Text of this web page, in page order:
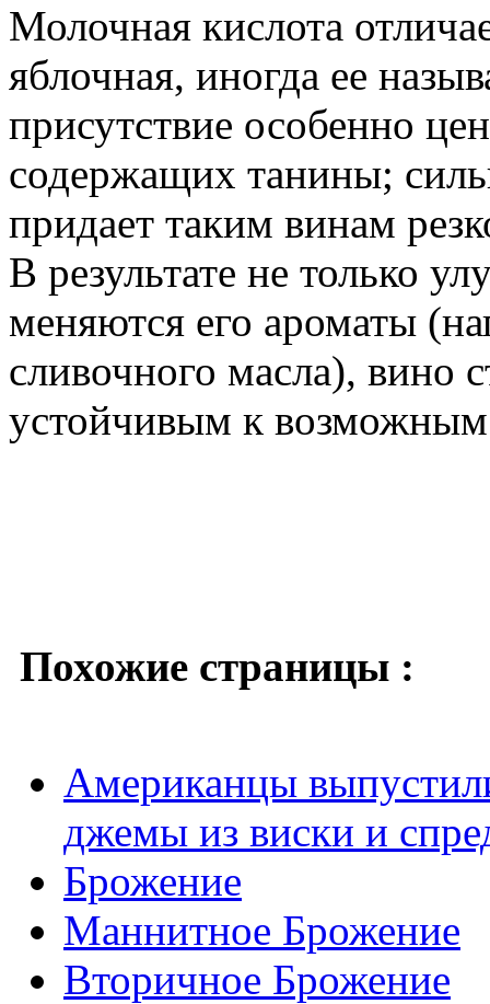
Молочная кислота
яблочная, иногда ее
присутствие особенно
содержащих танины;
придает таким винам
В результате не только
меняются его ароматы
сливочного масла), вино
устойчивым к возможным
Похожие страницы :
Американцы
джемы из виски и
Брожение
Маннитное Брожение
Вторичное Брожение